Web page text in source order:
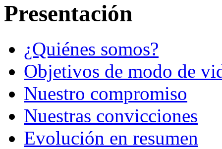
Presentación
¿Quiénes somos?
Objetivos de modo de
Nuestro compromiso
Nuestras convicciones
Evolución en resumen